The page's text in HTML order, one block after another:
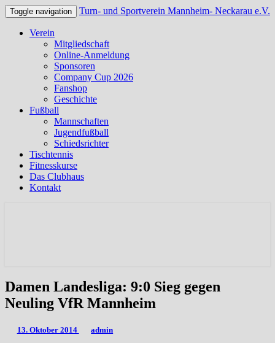
Toggle navigation Turn- und Sportverein Mannheim- Neckarau e.V.
Verein
Mitgliedschaft
Online-Anmeldung
Sponsoren
Company Cup 2026
Fanshop
Geschichte
Fußball
Mannschaften
Jugendfußball
Schiedsrichter
Tischtennis
Fitnesskurse
Das Clubhaus
Kontakt
Damen
Landesliga:
9:0
gegen
Damen Landesliga: 9:0 Sieg gegen
Neuling VfR Mannheim
13. Oktober 2014 admin